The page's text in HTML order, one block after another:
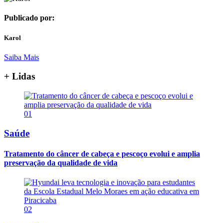
Publicado por:
Karol
Saiba Mais
+ Lidas
01
Saúde
Tratamento do câncer de cabeça e pescoço evolui e amplia
preservação da qualidade de vida
02